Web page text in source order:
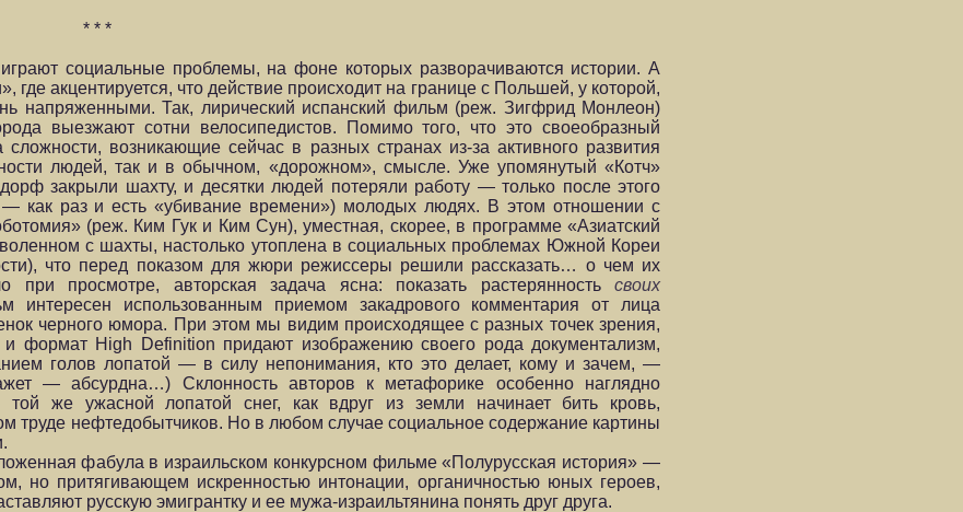
* * *
социальные проблемы, на фоне которых разворачиваются истории. А
акцентируется, что действие происходит на границе с Польшей, у которой,
напряженными. Так, лирический испанский фильм (реж. Зигфрид Монлеон)
выезжают сотни велосипедистов. Помимо того, что это своеобразный
возникающие сейчас в разных странах из-за активного развития
людей, так и в обычном, «дорожном», смысле. Уже упомянутый «Котч»
закрыли шахту, и десятки людей потеряли работу — только после этого
— как раз и есть «убивание времени») молодых людях. В этом отношении с
(реж. Ким Гук и Ким Сун), уместная, скорее, в программе «Азиатский
с шахты, настолько утоплена в социальных проблемах Южной Кореи
что перед показом для жюри режиссеры решили рассказать… о чем их
просмотре, авторская задача ясна: показать растерянность своих
интересен использованным приемом закадрового комментария от лица
черного юмора. При этом мы видим происходящее с разных точек зрения,
формат High Definition придают изображению своего рода документализм,
голов лопатой — в силу непонимания, кто это делает, кому и зачем, —
— абсурдна…) Склонность авторов к метафорике особенно наглядно
той же ужасной лопатой снег, как вдруг из земли начинает бить кровь,
труде нефтедобытчиков. Но в любом случае социальное содержание картины
фабула в израильском конкурсном фильме «Полурусская история» —
но притягивающем искренностью интонации, органичностью юных героев,
русскую эмигрантку и ее мужа-израильтянина понять друг друга.